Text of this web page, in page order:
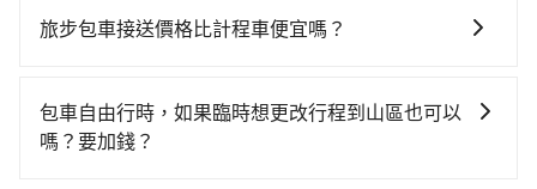
小時17分鐘。選擇搭乘高鐵而不預約包車，不僅至少額
凹的車門仍未被修理，每一次租車都好像在開樂透一
車位，對於急著用車或者要載其他乘客的人來說就有不
小的風險。最後，雖然路邊隨租隨還看似方便，但實際
的跳表小黃可能較為便宜，但當你們人數超過四位時，
車。由於有高效的車輛調度能力，能以市價7~8折提供專
的包車旅遊，從單純的單趟接送到算時間的計時包車都
用，網站試算即真實價格，免去來回電話確認。一天包
車的價格可能跟其他車隊相差無幾，但是如果只需要短
旅步包車接送價格比計程車便宜嗎？
遇塞車、停紅燈時等低速行駛時還需額外加價不同，旅
步費用比計程車低，且能讓您更能輕鬆掌握交通開支。
包車自由行時，如果臨時想更改行程到山區也可以
嗎？要加錢？